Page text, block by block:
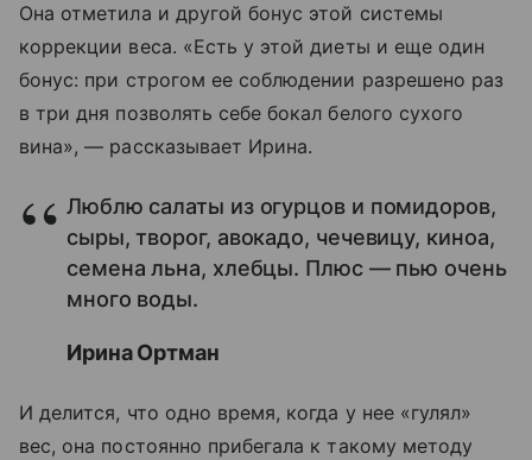
Она отметила и другой бонус этой системы
коррекции веса. «Есть у этой диеты и еще один
бонус: при строгом ее соблюдении разрешено раз
в три дня позволять себе бокал белого сухого
вина», — рассказывает Ирина.
Люблю салаты из огурцов и помидоров,
сыры, творог, авокадо, чечевицу, киноа,
семена льна, хлебцы. Плюс — пью очень
много воды.
Ирина Ортман
И делится, что одно время, когда у нее «гулял»
вес, она постоянно прибегала к такому методу